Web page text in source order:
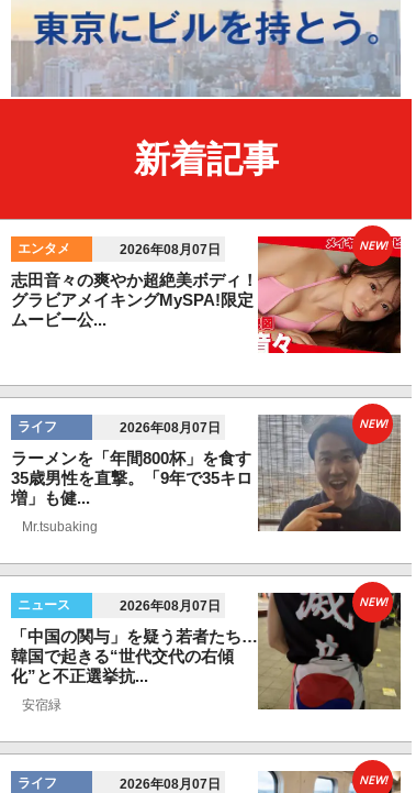
新着記事
エンタメ 2026年08月07日
志田音々の爽やか超絶美ボディ！
グラビアメイキングMySPA!限定
ムービー公...
NEW!
ライフ 2026年08月07日
ラーメンを「年間800杯」を食す
35歳男性を直撃。「9年で35キロ
増」も健...
Mr.tsubaking
NEW!
ニュース 2026年08月07日
「中国の関与」を疑う若者たち…
韓国で起きる“世代交代の右傾
化”と不正選挙抗...
安宿緑
NEW!
ライフ 2026年08月07日 NEW!